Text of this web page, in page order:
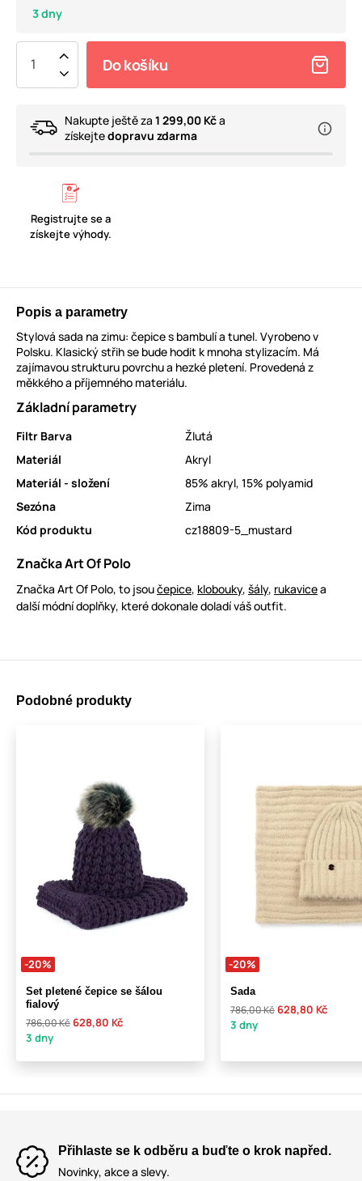
3 dny
Do košíku
Nakupte ještě za 1 299,00 Kča
získejtedopravu zdarma
Registrujte se a
získejte výhody.
Popis a parametry
Stylová sada na zimu: čepice s bambulí a tunel. Vyrobeno v
Polsku. Klasický střih se bude hodit k mnoha stylizacím. Má
zajímavou strukturu povrchu a hezké pletení. Provedená z
měkkého a příjemného materiálu.
Základní parametry
Filtr Barva
Žlutá
Materiál
Akryl
Materiál - složení
85% akryl, 15% polyamid
Sezóna
Zima
Kód produktu
cz18809-5_mustard
Značka Art Of Polo
Značka Art Of Polo, to jsoučepice, klobouky, šály, rukavicea
další módní doplňky, které dokonale doladí váš outfit.
Podobné produkty
-20%
Set pletené čepice se šálou
fialový
786,00 Kč 628,80 Kč
3 dny
-20%
Sada
786,00 Kč 628,80 Kč
3 dny
Přihlaste se k odběru a buďte o krok napřed.
Novinky, akce a slevy.